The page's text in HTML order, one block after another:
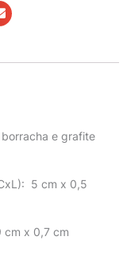
e grafite
5 cm x 0,5
cm x 0,7 cm